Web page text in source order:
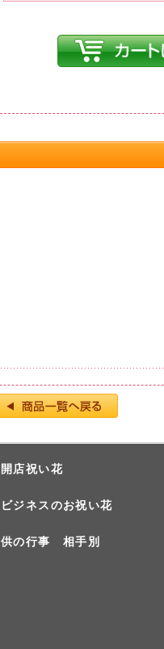
開店祝い花
ビジネスのお祝い花
供の行事 相手別